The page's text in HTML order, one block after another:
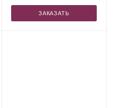
ЗАКАЗАТЬ